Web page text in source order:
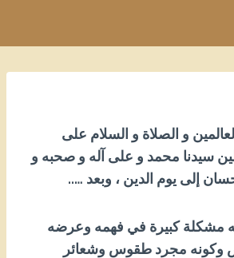
و الصلاة و السلام على
سيدنا محمد و على آله و صحبه و
إلى يوم الدين ، وبعد …..
مشكلة كبيرة في فهمه وعرضه
وكونه مجرد طقوس وشعائر